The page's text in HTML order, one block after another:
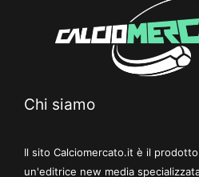
Chi siamo
Il sito Calciomercato.it è il
un'editrice new media